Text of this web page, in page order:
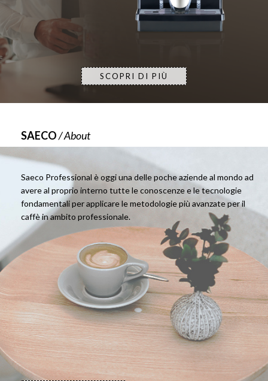
SCOPRI DI PIÙ
SAECO/ About
Saeco Professional è oggi una delle poche aziende al mondo ad
avere al proprio interno tutte le conoscenze e le tecnologie
fondamentali per applicare le metodologie più avanzate per il
caffè in ambito professionale.